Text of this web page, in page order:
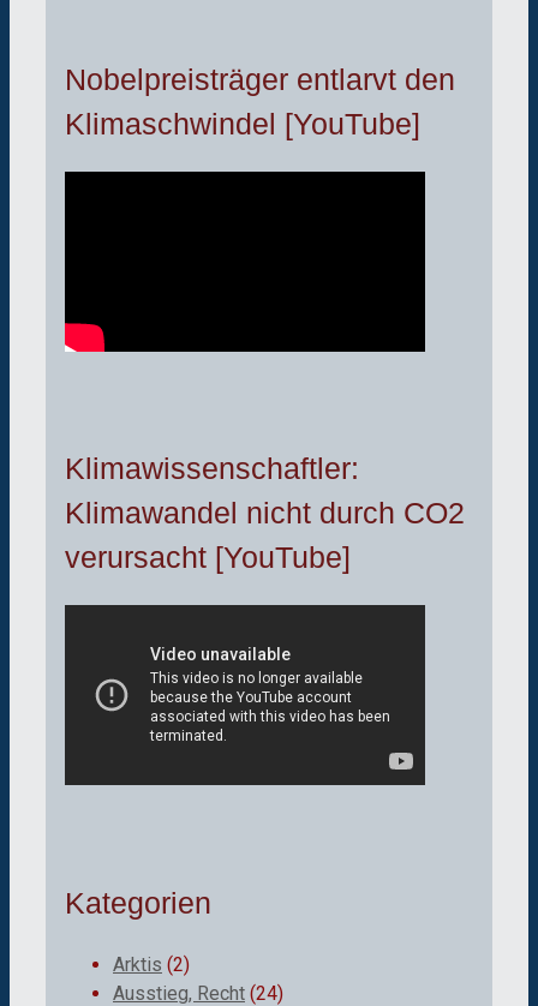
Nobelpreisträger entlarvt den
Klimaschwindel [YouTube]
Klimawissenschaftler:
Klimawandel nicht durch CO2
verursacht [YouTube]
Kategorien
Arktis (2)
Ausstieg, Recht (24)